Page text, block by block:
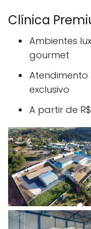
Clínica
Ambientes
gourmet
exclusivo
A partir de